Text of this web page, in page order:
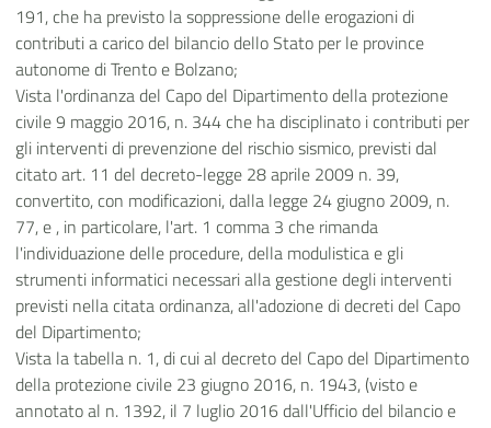
191, che ha previsto la soppressione delle erogazioni di
contributi a carico del bilancio dello Stato per le province
autonome di Trento e Bolzano;
Vista l'ordinanza del Capo del Dipartimento della protezione
civile 9 maggio 2016, n. 344 che ha disciplinato i contributi per
gli interventi di prevenzione del rischio sismico, previsti dal
citato art. 11 del decreto-legge 28 aprile 2009 n. 39,
convertito, con modificazioni, dalla legge 24 giugno 2009, n.
77, e , in particolare, l'art. 1 comma 3 che rimanda
l'individuazione delle procedure, della modulistica e gli
strumenti informatici necessari alla gestione degli interventi
previsti nella citata ordinanza, all'adozione di decreti del Capo
del Dipartimento;
Vista la tabella n. 1, di cui al decreto del Capo del Dipartimento
della protezione civile 23 giugno 2016, n. 1943, (visto e
annotato al n. 1392, il 7 luglio 2016 dall'Ufficio del bilancio e